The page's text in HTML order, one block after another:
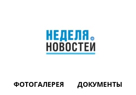
ФОТОГАЛЕРЕЯ ДОКУМЕНТЫ